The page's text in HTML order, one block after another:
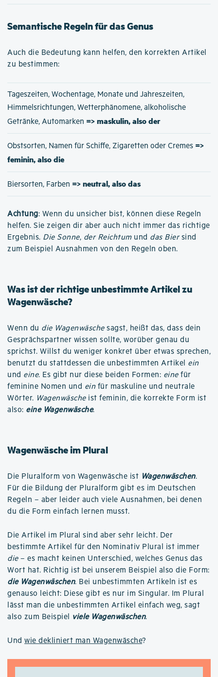
Semantische Regeln für das Genus
Auch die Bedeutung kann helfen, den korrekten Artikel
zu bestimmen:
Tageszeiten, Wochentage, Monate und Jahreszeiten,
Himmelsrichtungen, Wetterphänomene, alkoholische
Getränke, Automarken => maskulin, also der
Obstsorten, Namen für Schiffe, Zigaretten oder Cremes =>
feminin, also die
Biersorten, Farben => neutral, also das
Achtung: Wenn du unsicher bist, können diese Regeln
helfen. Sie zeigen dir aber auch nicht immer das richtige
Ergebnis. Die Sonne, der Reichtumund das Biersind
zum Beispiel Ausnahmen von den Regeln oben.
Was ist der richtige unbestimmte Artikel zu
Wagenwäsche?
Wenn du die Wagenwäschesagst, heißt das, dass dein
Gesprächspartner wissen sollte, worüber genau du
sprichst. Willst du weniger konkret über etwas sprechen,
benutzt du stattdessen die unbestimmten Artikel ein
und eine. Es gibt nur diese beiden Formen: einefür
feminine Nomen und ein für maskuline und neutrale
Wörter. Wagenwäscheist feminin, die korrekte Form ist
also: eine Wagenwäsche.
Wagenwäsche im Plural
Die Pluralform von Wagenwäsche ist Wagenwäschen.
Für die Bildung der Pluralform gibt es im Deutschen
Regeln – aber leider auch viele Ausnahmen, bei denen
du die Form einfach lernen musst.
Die Artikel im Plural sind aber sehr leicht. Der
bestimmte Artikel für den Nominativ Plural ist immer
die– es macht keinen Unterschied, welches Genus das
Wort hat. Richtig ist bei unserem Beispiel also die Form:
die Wagenwäschen. Bei unbestimmten Artikeln ist es
genauso leicht: Diese gibt es nur im Singular. Im Plural
lässt man die unbestimmten Artikel einfach weg, sagt
also zum Beispiel viele Wagenwäschen.
Und wie dekliniert man Wagenwäsche?